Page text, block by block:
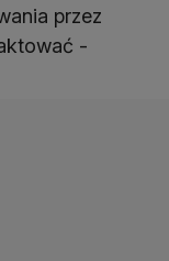
przez
-